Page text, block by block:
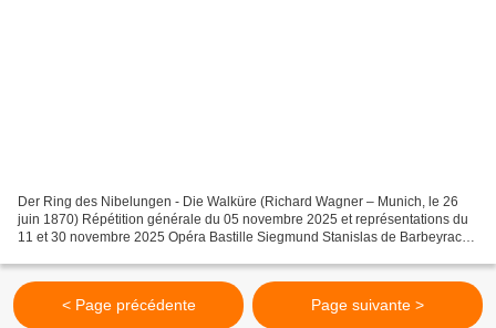
Der Ring des Nibelungen - Die Walküre (Richard Wagner – Munich, le 26
juin 1870) Répétition générale du 05 novembre 2025 et représentations du
11 et 30 novembre 2025 Opéra Bastille Siegmund Stanislas de Barbeyrac
< Page précédente Page suivante >